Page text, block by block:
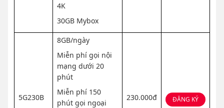
4K
30GB Mybox
5G230B
8GB/ngày
Miễn phí gọi nội
mạng dưới 20
phút
Miễn phí 150
phút gọi ngoại
230.000đ ĐĂNG KÝ